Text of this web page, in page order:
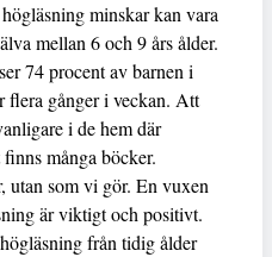
minskar kan vara
mellan 6 och 9 års ålder.
74 procent av barnen i
flera gånger i veckan. Att
i de hem där
många böcker.
utan som vi gör. En vuxen
är viktigt och positivt.
från tidig ålder